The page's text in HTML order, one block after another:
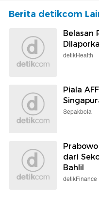
Berita detikcom
Belasan
detikHealth
Piala
Sepakbola
dari
Bahlil
detikFinance